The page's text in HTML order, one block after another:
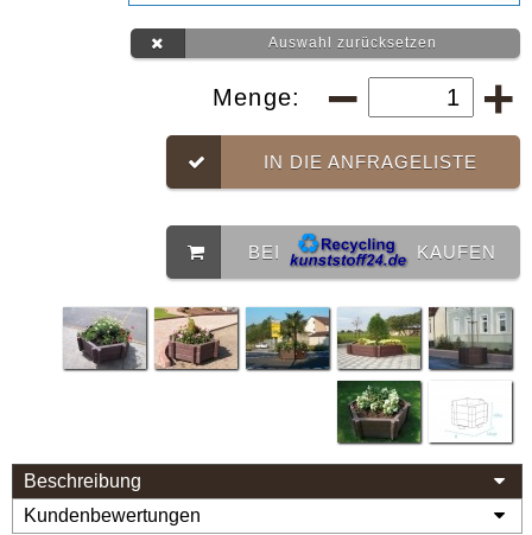
Auswahl zurücksetzen
Menge:
IN DIE ANFRAGELISTE
BEI KAUFEN
Beschreibung
Kundenbewertungen